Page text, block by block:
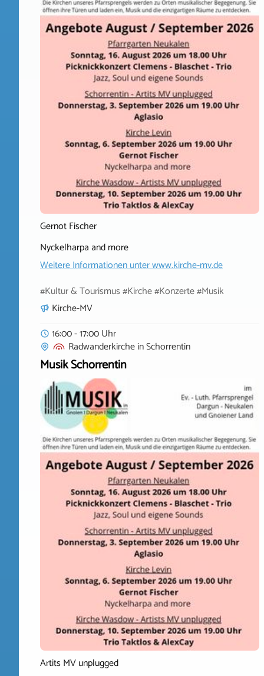
Gernot Fischer
Nyckelharpa and more
Weitere Informationen unterwww.kirche-mv.de
#Kultur & Tourismus #Kirche #Konzerte #Musik
Kirche-MV
16:00 - 17:00 Uhr
RadwanderkircheinSchorrentin
Musik Schorrentin
Artits MV unplugged